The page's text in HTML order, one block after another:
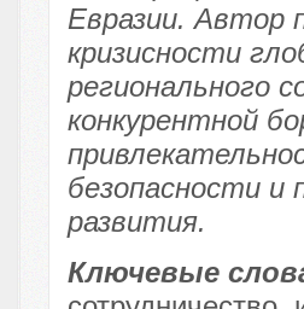
Евразии. Автор
кризисности
регионального
конкурентной
безопасности и
развития.
Ключевые